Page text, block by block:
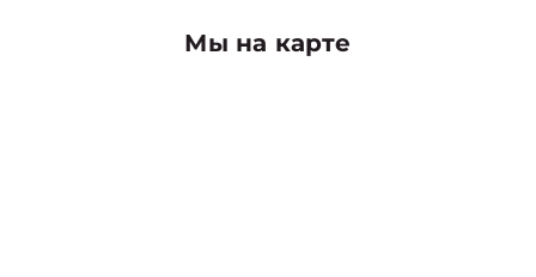
Мы на карте